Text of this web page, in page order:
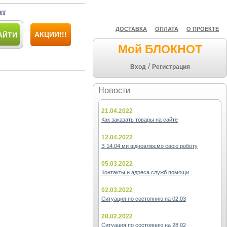
ДОСТАВКА ОПЛАТА О ПРОЕКТЕ
Мой БЛОКНОТ
Вход / Регистрация
Новости
21.04.2022
Как заказать товары на сайте
12.04.2022
З 14.04 ми відновлюємо свою роботу
05.03.2022
Контакты и адреса служб помощи
02.03.2022
Ситуация по состоянию на 02.03
28.02.2022
Ситуация по состоянию на 28.02
АКЦИИ!!!